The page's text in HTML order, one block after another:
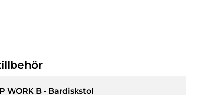
WORK B - Bardiskstol